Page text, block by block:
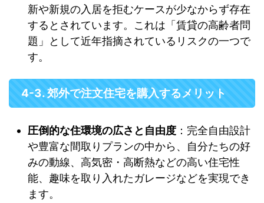
新や新規の入居を拒むケースが少なからず存在
するとされています。これは「賃貸の高齢者問
題」として近年指摘されているリスクの一つで
す。
4-3. 郊外で注文住宅を購入するメリット
圧倒的な住環境の広さと自由度 ：完全自由設計
や豊富な間取りプランの中から、自分たちの好
みの動線、高気密・高断熱などの高い住宅性
能、趣味を取り入れたガレージなどを実現でき
ます。